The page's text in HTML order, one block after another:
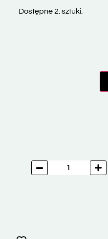
Dostępne 2. sztuki.